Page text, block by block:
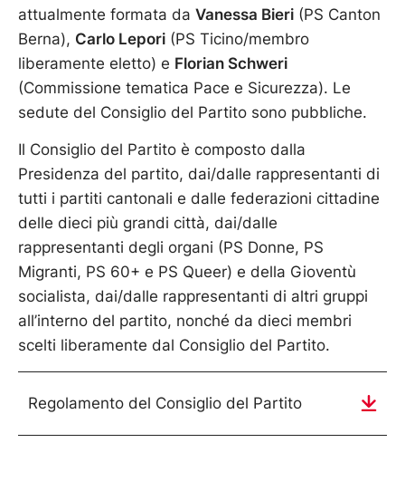
attualmente formata da Vanessa Bieri (PS Canton
Berna), Carlo Lepori (PS Ticino/membro
liberamente eletto) e Florian Schweri
(Commissione tematica Pace e Sicurezza). Le
sedute del Consiglio del Partito sono pubbliche.
Il Consiglio del Partito è composto dalla
Presidenza del partito, dai/dalle rappresentanti di
tutti i partiti cantonali e dalle federazioni cittadine
delle dieci più grandi città, dai/dalle
rappresentanti degli organi (PS Donne, PS
Migranti, PS 60+ e PS Queer) e della Gioventù
socialista, dai/dalle rappresentanti di altri gruppi
all’interno del partito, nonché da dieci membri
scelti liberamente dal Consiglio del Partito.
Regolamento del Consiglio del Partito